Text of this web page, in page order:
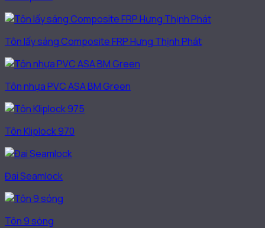
Tôn lấy sáng Composite FRP Hưng Thịnh Phát
Tôn nhựa PVC ASA BM Green
Tôn Kliplock 970
Đai Seamlock
Tôn 9 sóng